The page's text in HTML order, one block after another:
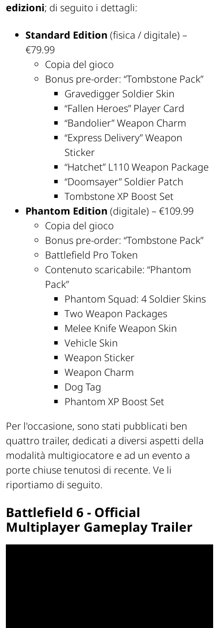
edizioni; di seguito i dettagli:
Standard Edition (fisica / digitale) –
€79.99
Copia del gioco
Bonus pre-order: “Tombstone Pack”
Gravedigger Soldier Skin
“Fallen Heroes” Player Card
“Bandolier” Weapon Charm
“Express Delivery” Weapon
Sticker
“Hatchet” L110 Weapon Package
“Doomsayer” Soldier Patch
Tombstone XP Boost Set
Phantom Edition (digitale) – €109.99
Copia del gioco
Bonus pre-order: “Tombstone Pack”
Battlefield Pro Token
Contenuto scaricabile: “Phantom
Pack”
Phantom Squad: 4 Soldier Skins
Two Weapon Packages
Melee Knife Weapon Skin
Vehicle Skin
Weapon Sticker
Weapon Charm
Dog Tag
Phantom XP Boost Set
Per l'occasione, sono stati pubblicati ben
quattro trailer, dedicati a diversi aspetti della
modalità multigiocatore e ad un evento a
porte chiuse tenutosi di recente. Ve li
riportiamo di seguito.
Battlefield 6 - Official
Multiplayer Gameplay Trailer